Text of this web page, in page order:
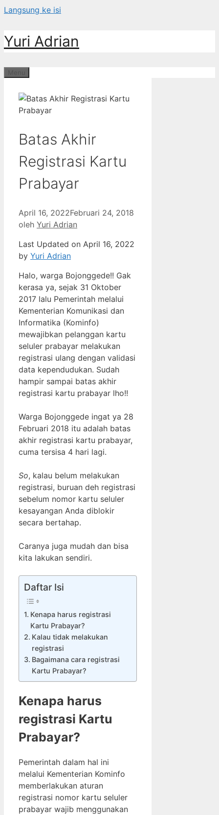
Langsung ke isi
Yuri Adrian
Batas Akhir
Registrasi Kartu
Prabayar
April 16, 2022Februari 24, 2018
oleh Yuri Adrian
Last Updated on April 16, 2022
by Yuri Adrian
Halo, warga Bojonggede!! Gak
kerasa ya, sejak 31 Oktober
2017 lalu Pemerintah melalui
Kementerian Komunikasi dan
Informatika (Kominfo)
mewajibkan pelanggan kartu
seluler prabayar melakukan
registrasi ulang dengan validasi
data kependudukan. Sudah
hampir sampai batas akhir
registrasi kartu prabayar lho!!
Warga Bojonggede ingat ya 28
Februari 2018 itu adalah batas
akhir registrasi kartu prabayar,
cuma tersisa 4 hari lagi.
So, kalau belum melakukan
registrasi, buruan deh registrasi
sebelum nomor kartu seluler
kesayangan Anda diblokir
secara bertahap.
Caranya juga mudah dan bisa
kita lakukan sendiri.
Daftar Isi
Kenapa harus registrasi
Kartu Prabayar?
Kalau tidak melakukan
registrasi
Bagaimana cara registrasi
Kartu Prabayar?
Kenapa harus
registrasi Kartu
Prabayar?
Pemerintah dalam hal ini
melalui Kementerian Kominfo
memberlakukan aturan
registrasi nomor kartu seluler
prabayar wajib menggunakan